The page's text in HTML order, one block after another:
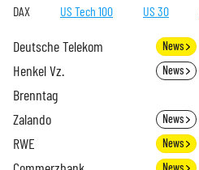
DAX US Tech 100 US 30
Deutsche Telekom News
Henkel Vz. News
Brenntag
Zalando News
RWE News